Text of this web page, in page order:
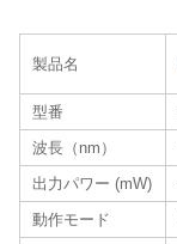
製品名
型番
波長（nm）
出力パワー (mW)
動作モード